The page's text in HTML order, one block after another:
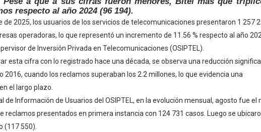
es responsabilidad de todos: El 77% de peruanos
respecto al año 2024 (96 194).
de 2025, los usuarios de los servicios de telecomunicaciones presentaron 1 257
operadoras, lo que representó un incremento de 11.56 % respecto al año
de Inversión Privada en Telecomunicaciones (OSIPTEL).
esta cifra con lo registrado hace una década, se observa una reducción
2016, cuando los reclamos superaban los 2.2 millones, lo que evidencia una
el largo plazo.
de Información de Usuarios del OSIPTEL, en la evolución mensual, agosto fue el
reclamos presentados en primera instancia con 124 731 casos. Luego se
(117 550).